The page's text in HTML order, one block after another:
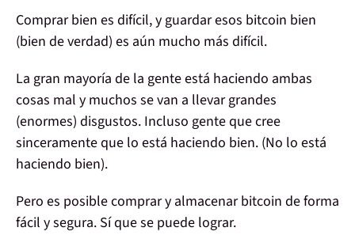
Comprarbien es difícil, yguardaresos bitcoin bien
(bien de verdad) es aún mucho más difícil.
La gran mayoría de la genteestá haciendo ambas
cosas mal y muchos se van a llevar grandes
(enormes) disgustos. Incluso gente que cree
sinceramente que lo está haciendo bien. (No lo está
haciendo bien).
Pero es posiblecomprar y almacenar bitcoin de forma
fácil y segura. Sí que se puede lograr.